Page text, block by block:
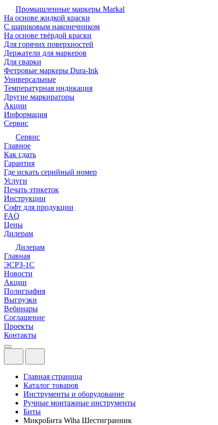
Промышленные маркеры Markal
На основе жидкой краски
С шариковым наконечником
На основе твёрдой краски
Для горячих поверхностей
Держатели для маркеров
Для сварки
Фетровые маркеры Dura-Ink
Универсальные
Температурная индикация
Другие маркираторы
Акции
Информация
Сервис
Сервис
Главное
Как сдать
Гарантия
Где искать серийный номер
Услуги
Печать этикеток
Инструкции
Софт для продукции
FAQ
Цены
Дилерам
Дилерам
Главная
ЭСРЗ-1С
Новости
Акции
Полиграфия
Выгрузки
Вебинары
Соглашение
Проекты
Контакты
Главная страница
Каталог товаров
Инструменты и оборудование
Ручные монтажные инструменты
Биты
МикроБита Wiha Шестигранник